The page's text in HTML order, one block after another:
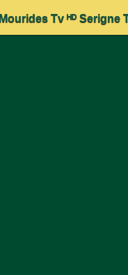
Mourides Tv ᴴᴰ Serigne